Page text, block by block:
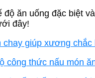
độ ăn uống đặc biệt
đây!
chay giúp xương chắc
công thức nấu món